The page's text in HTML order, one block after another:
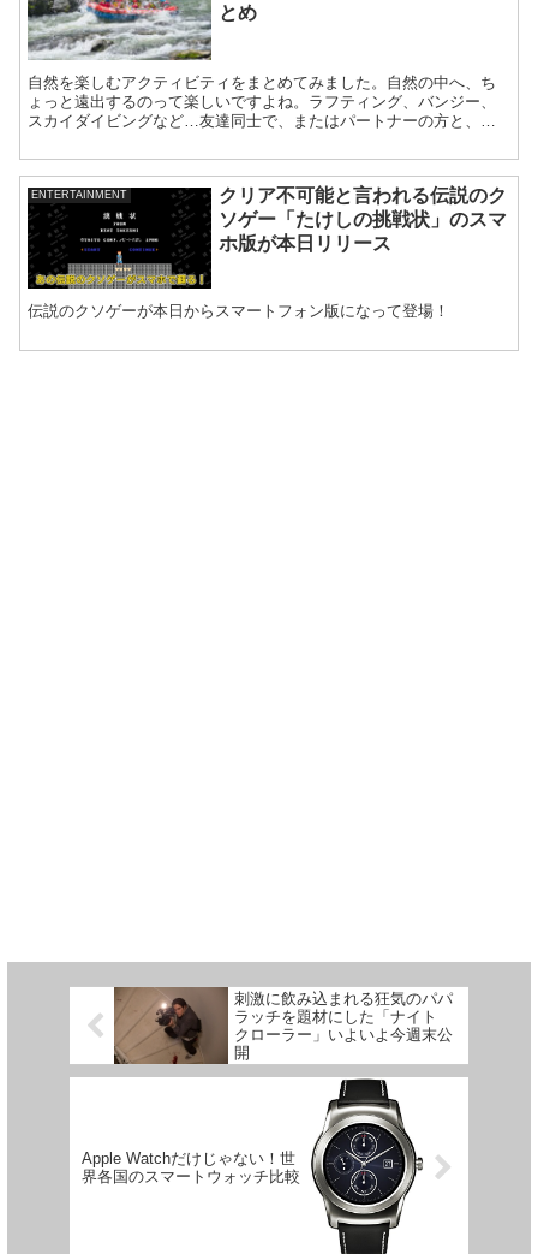
とめ
自然を楽しむアクティビティをまとめてみました。自然の中へ、ち
ょっと遠出するのって楽しいですよね。ラフティング、バンジー、
スカイダイビングなど…友達同士で、またはパートナーの方と、ぜ
ENTERTAINMENT
クリア不可能と言われる伝説のク
ソゲー「たけしの挑戦状」のスマ
ホ版が本日リリース
伝説のクソゲーが本日からスマートフォン版になって登場！
刺激に飲み込まれる狂気のパパ
ラッチを題材にした「ナイト
クローラー」いよいよ今週末公
開
Apple Watchだけじゃない！世
界各国のスマートウォッチ比較